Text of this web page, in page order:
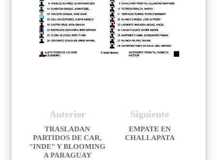
Siguiente
EMPATE EN
CHALLAPATA
Anterior
TRASLADAN
PARTIDOS DE CAR,
"INDE" Y BLOOMING
A PARAGUAY